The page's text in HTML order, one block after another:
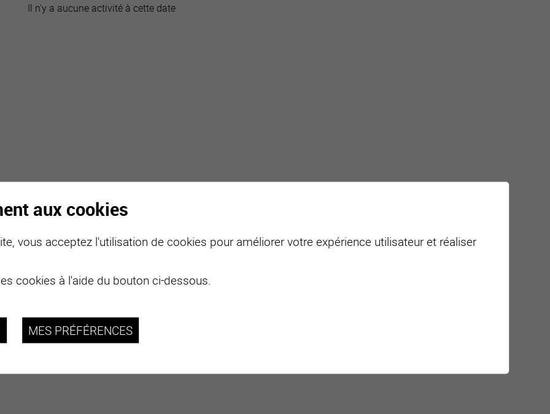
Il n'y a aucune activité à cette date
aux cookies
vous acceptez l'utilisation de cookies pour améliorer votre expérience utilisateur et réaliser
cookies à l'aide du bouton ci-dessous.
MES PRÉFÉRENCES